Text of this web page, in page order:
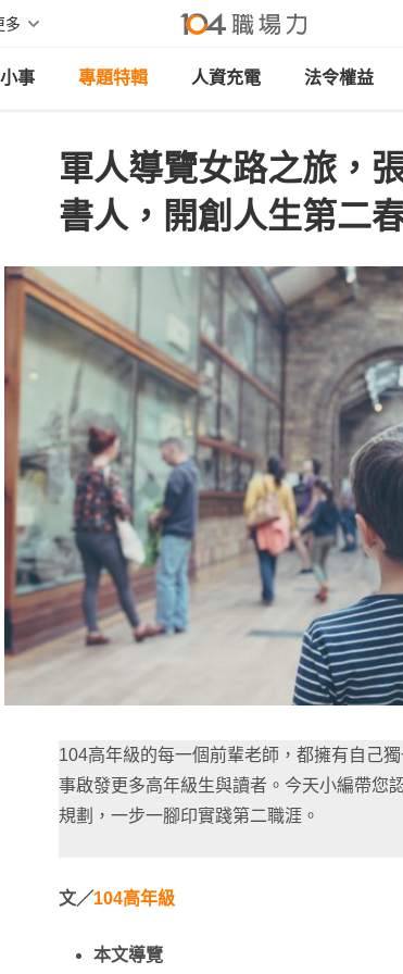
多
事 專題特輯 人資充電 法令權益
軍人導覽女路之旅，
書人，開創人生第二
104高年級的每一個前輩老師，都擁有自己
事啟發更多高年級生與讀者。今天小編帶您
規劃，一步一腳印實踐第二職涯。
文／104高年級
本文導覽